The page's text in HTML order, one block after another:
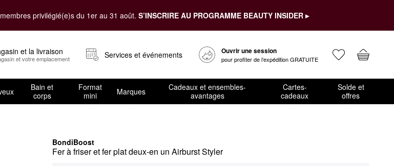
privilégié(e)s du 1er au 31 août. S’INSCRIRE AU PROGRAMME BEAUTY INSIDER ▸
et la livraison
et votre emplacement Services et événements Ouvrir une session
pour profiter de l’expédition GRATUITE
Bain et
corps
Format
mini
Marques
Cadeaux et ensembles-
avantages
Cartes-
cadeaux
Solde et
offres
BondiBoost
Fer à friser et fer plat deux-en un Airburst Styler